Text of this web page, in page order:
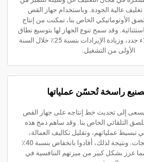
عالية الجودة. وباستخدام جهاز القص
الأوتوماتيكي الخاص بنا، تمكنت من إنتاج
وقد سمح تنوع الجهاز لها بتوسيع نطاق
منتجاتها، وجذب عملاء جدد، وزيادة الإيرادات بنسبة 25٪ خلال السنة
الأولى من التشغيل.
راسخة تُحسّن عملياتها
إلى تحديث خط إنتاجه على جهاز القص
التلقائي الخاص بنا. وقد ساهم دمج هذه
تبسيط عملياتهم، وتقليل تكاليف العمالة،
وتحسين جودة المنتجات. ونتيجة لذلك، أفادوا بانخفاض بنسبة 40٪
عزز بشكل كبير من ميزتهم التنافسية في